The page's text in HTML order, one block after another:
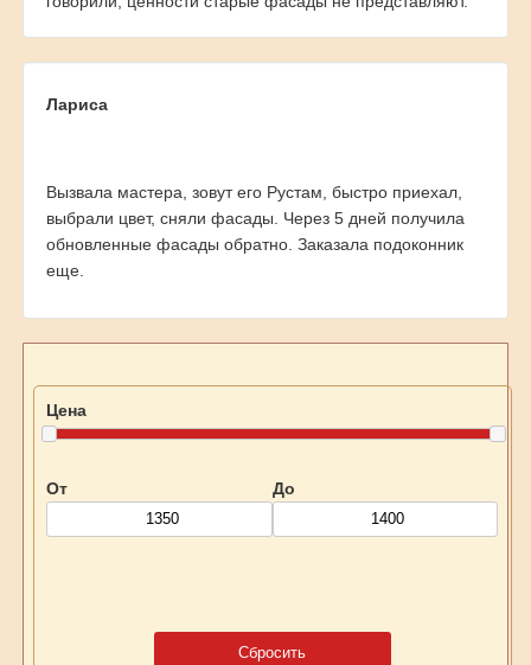
Лариса
Вызвала мастера, зовут его Рустам, быстро приехал,
выбрали цвет, сняли фасады. Через 5 дней получила
обновленные фасады обратно. Заказала подоконник
еще.
Цена
От До
Сбросить